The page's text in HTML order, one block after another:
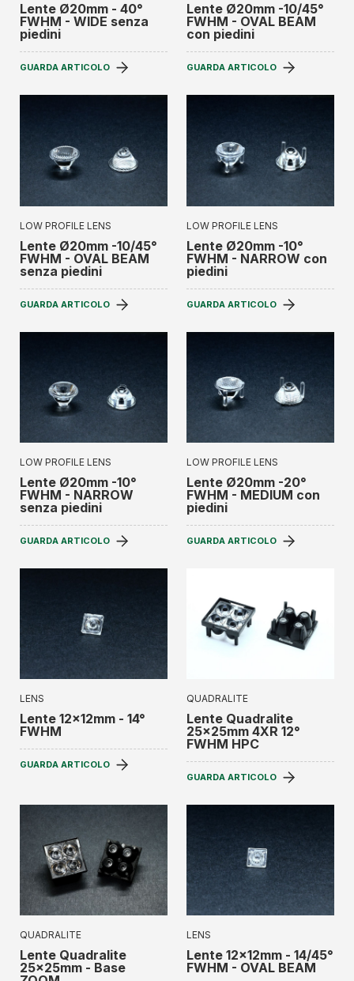
Lente Ø20mm - 40°
FWHM - WIDE senza
piedini
GUARDA ARTICOLO
Lente Ø20mm -10/45°
FWHM - OVAL BEAM
con piedini
GUARDA ARTICOLO
LOW PROFILE LENS
Lente Ø20mm -10/45°
FWHM - OVAL BEAM
senza piedini
GUARDA ARTICOLO
LOW PROFILE LENS
Lente Ø20mm -10°
FWHM - NARROW con
piedini
GUARDA ARTICOLO
LOW PROFILE LENS
Lente Ø20mm -10°
FWHM - NARROW
senza piedini
GUARDA ARTICOLO
LOW PROFILE LENS
Lente Ø20mm -20°
FWHM - MEDIUM con
piedini
GUARDA ARTICOLO
LENS
Lente 12x12mm - 14°
FWHM
GUARDA ARTICOLO
QUADRALITE
Lente Quadralite
25x25mm 4XR 12°
FWHM HPC
GUARDA ARTICOLO
QUADRALITE
Lente Quadralite
25x25mm - Base
LENS
Lente 12x12mm - 14/45°
FWHM - OVAL BEAM